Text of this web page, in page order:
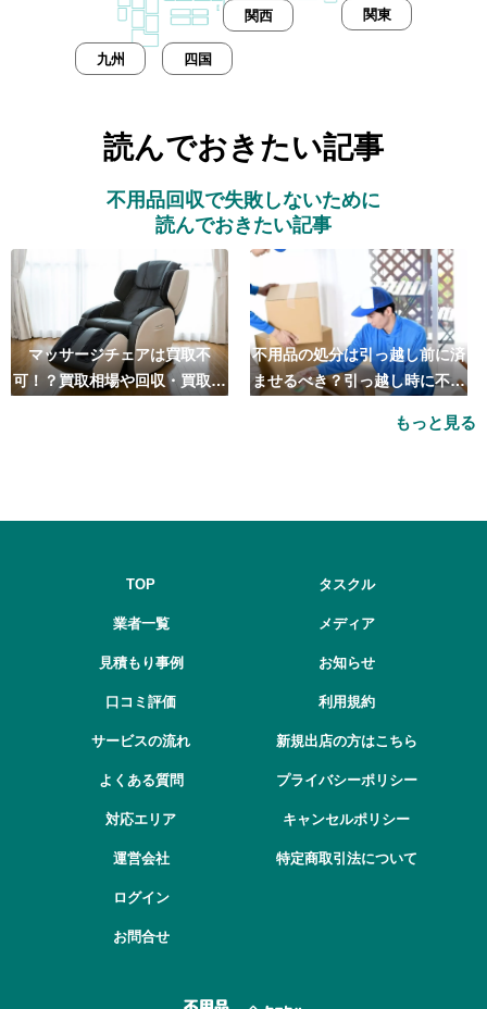
関東
関西
四国
九州
読んでおきたい記事
不用品回収で失敗しないために
読んでおきたい記事
マッサージチェアは買取不
可！？買取相場や回収・買取の
不用品の処分は引っ越し前に済
ませるべき？引っ越し時に不用
もっと見る
TOP
業者一覧
見積もり事例
口コミ評価
サービスの流れ
よくある質問
対応エリア
運営会社
ログイン
お問合せ
タスクル
メディア
お知らせ
利用規約
新規出店の方はこちら
プライバシーポリシー
キャンセルポリシー
特定商取引法について